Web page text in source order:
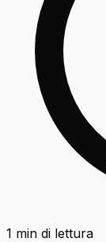
1 min di lettura